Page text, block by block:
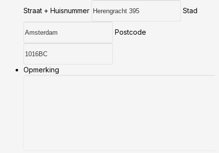
Straat + Huisnummer
Stad
Postcode
Opmerking